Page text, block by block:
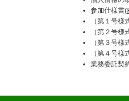
参加仕様書(
（第１号
（第２号
（第３号様
（第４号様
業務委託契